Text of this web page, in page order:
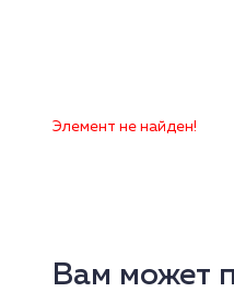
Элемент не найден!
Вам может